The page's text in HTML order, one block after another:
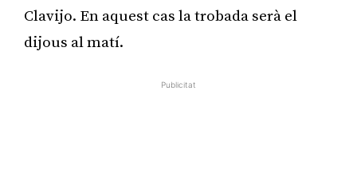
Clavijo. En aquest cas la trobada serà el
dijous al matí.
Publicitat